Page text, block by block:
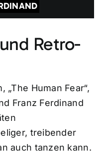
Retro-
„The Human Fear“,
Franz Ferdinand
treibender
auch tanzen kann.